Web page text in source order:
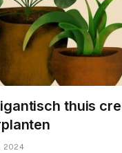
thuis
2024